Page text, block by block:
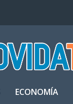
ECONOMÍA